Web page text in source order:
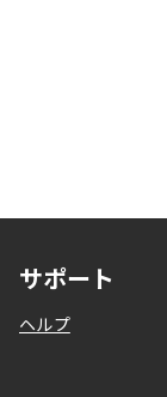
サポート
ヘルプ